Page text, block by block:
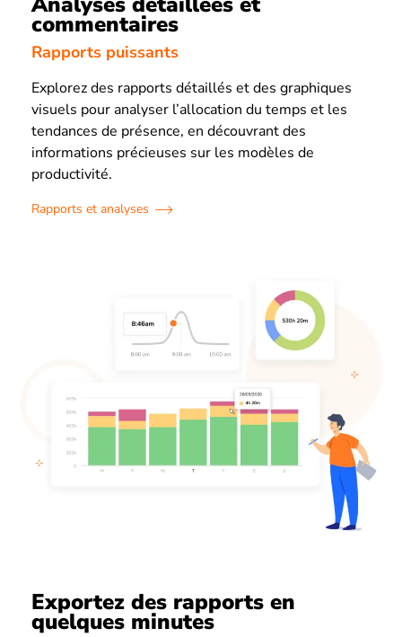
commentaires
Rapports puissants
Explorez des rapports détaillés et des graphiques
visuels pour analyser l’allocation du temps et les
tendances de présence, en découvrant des
informations précieuses sur les modèles de
productivité.
Rapports et analyses
Exportez des rapports en
quelques minutes